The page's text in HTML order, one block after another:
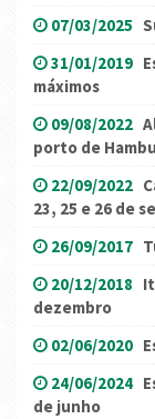
07/03/2025
31/01/2019
máximos
09/08/2022
porto de
22/09/2022
23, 25 e 26 de
26/09/2017
20/12/2018
dezembro
02/06/2020
24/06/2024
de junho